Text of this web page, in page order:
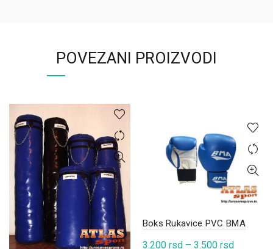
POVEZANI PROIZVODI
Boks Rukavice PVC BMA
3.200 rsd – 3.500 rsdRaspon